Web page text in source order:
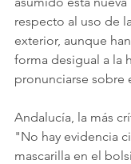
respecto al uso de
exterior, aunque
forma desigual a la
pronunciarse sobre
Andalucía, la más
"No hay evidencia
mascarilla en el